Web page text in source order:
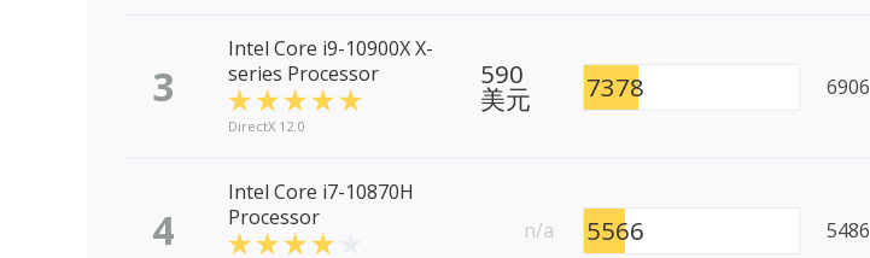
3
Intel Core i9-10900X X-
series Processor
DirectX 12.0
590
美元 7378 6906
4
Intel Core i7-10870H
Processor
n/a 5566 5486